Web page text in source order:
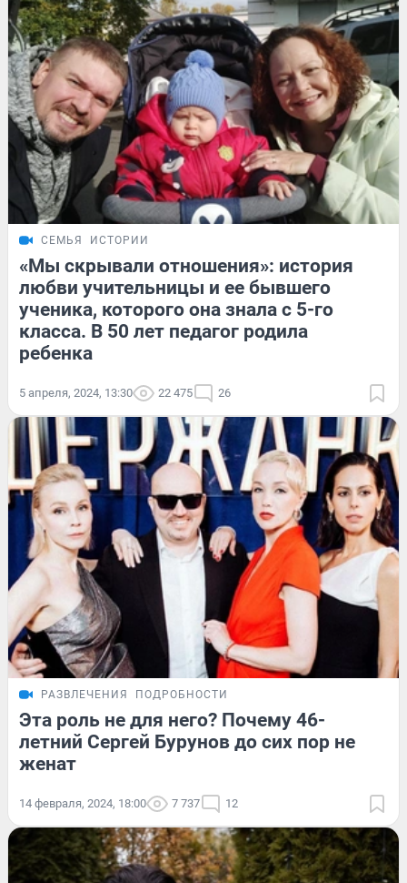
СЕМЬЯ ИСТОРИИ
«Мы скрывали отношения»: история
любви учительницы и ее бывшего
ученика, которого она знала с 5-го
класса. В 50 лет педагог родила
ребенка
5 апреля, 2024, 13:30 22 475 26
РАЗВЛЕЧЕНИЯ ПОДРОБНОСТИ
Эта роль не для него? Почему 46-
летний Сергей Бурунов до сих пор не
женат
14 февраля, 2024, 18:00 7 737 12